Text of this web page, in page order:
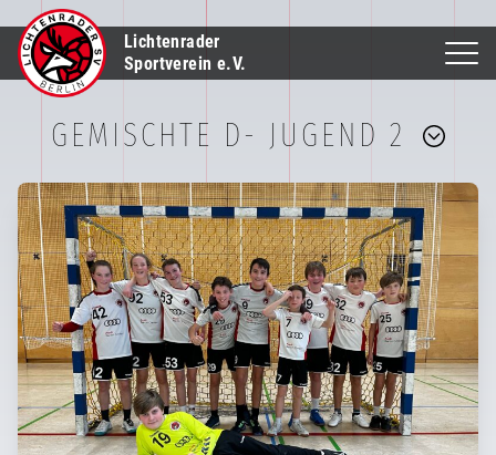
Lichtenrader
Sportverein e.V.
GEMISCHTE D- JUGEND 2